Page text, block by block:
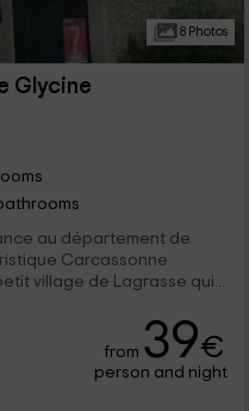
8 Photos
Glycine
au département de
Carcassonne
village de Lagrasse qui...
from 39€
person and night